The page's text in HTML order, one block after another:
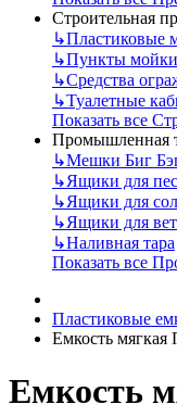
Строительная
↳Пластиковые
↳Пункты мойки
↳Средства
↳Туалетные
Показать все
Промышленная
↳Мешки Биг
↳Ящики для
↳Ящики для
↳Ящики для
↳Наливная тара
Показать все
Пластиковые
Емкость
Емкость